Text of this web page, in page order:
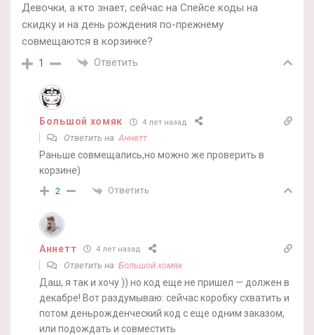
Девочки, а кто знает, сейчас на Спейсе коды на
скидку и на день рождения по-прежнему
совмещаются в корзинке?
1 Ответить
Большой хомяк 4 лет назад
Ответить наАннетт
Раньше совмещались,но можно же проверить в
корзине)
2 Ответить
Аннетт 4 лет назад
Ответить на Большой хомяк
Даш, я так и хочу )) но код еще не пришел — должен в
декабре! Вот раздумываю: сейчас коробку схватить и
потом деньрожденческий код с еще одним заказом,
или подождать и совместить